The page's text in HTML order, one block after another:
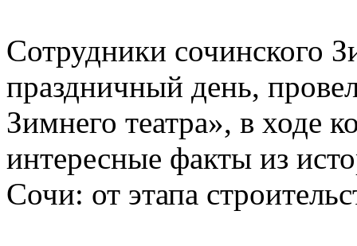
Сотрудники сочинского
праздничный день,
Зимнего театра», в ходе
интересные факты из
Сочи: от этапа